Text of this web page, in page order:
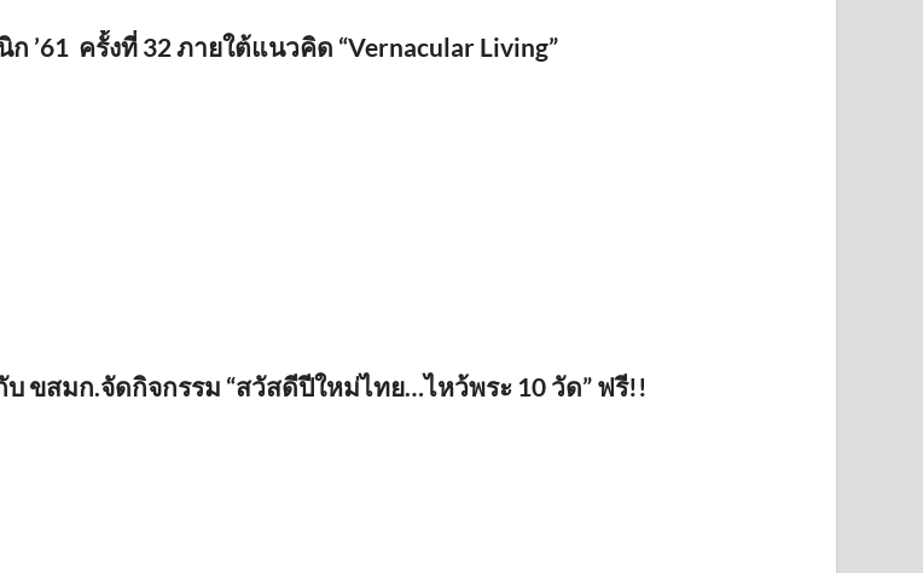
’61 ครั้งที่ 32 ภายใต้แนวคิด “Vernacular Living”
ขสมก.จัดกิจกรรม “สวัสดีปีใหม่ไทย…ไหว้พระ 10 วัด” ฟรี!!